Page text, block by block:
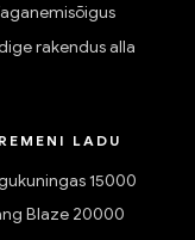
rakendus alla
LADU
15000
Blaze 20000